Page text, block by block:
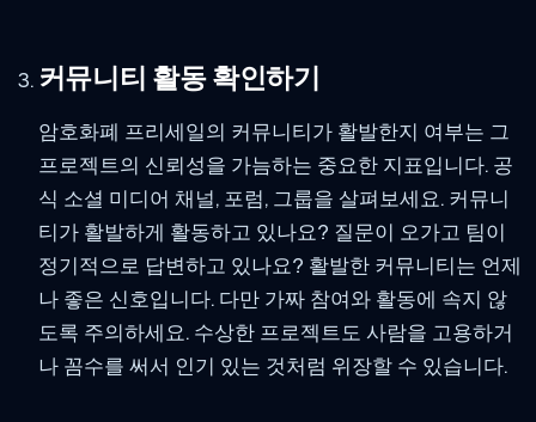
커뮤니티 활동 확인하기
암호화폐 프리세일의 커뮤니티가 활발한지 여부는 그
프로젝트의 신뢰성을 가늠하는 중요한 지표입니다. 공
식 소셜 미디어 채널, 포럼, 그룹을 살펴보세요. 커뮤니
티가 활발하게 활동하고 있나요? 질문이 오가고 팀이
정기적으로 답변하고 있나요? 활발한 커뮤니티는 언제
나 좋은 신호입니다. 다만 가짜 참여와 활동에 속지 않
도록 주의하세요. 수상한 프로젝트도 사람을 고용하거
나 꼼수를 써서 인기 있는 것처럼 위장할 수 있습니다.